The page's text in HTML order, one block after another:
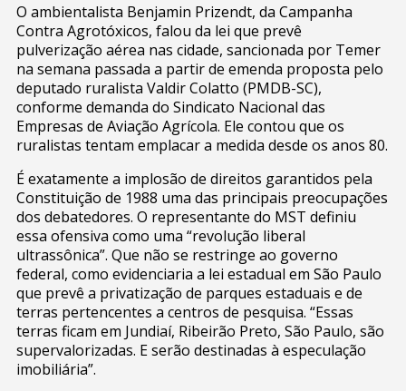
O ambientalista Benjamin Prizendt, da Campanha
Contra Agrotóxicos, falou da lei que prevê
pulverização aérea nas cidade, sancionada por Temer
na semana passada a partir de emenda proposta pelo
deputado ruralista Valdir Colatto (PMDB-SC),
conforme demanda do Sindicato Nacional das
Empresas de Aviação Agrícola. Ele contou que os
ruralistas tentam emplacar a medida desde os anos 80.
É exatamente a implosão de direitos garantidos pela
Constituição de 1988 uma das principais preocupações
dos debatedores. O representante do MST definiu
essa ofensiva como uma “revolução liberal
ultrassônica”. Que não se restringe ao governo
federal, como evidenciaria a lei estadual em São Paulo
que prevê a privatização de parques estaduais e de
terras pertencentes a centros de pesquisa. “Essas
terras ficam em Jundiaí, Ribeirão Preto, São Paulo, são
supervalorizadas. E serão destinadas à especulação
imobiliária”.